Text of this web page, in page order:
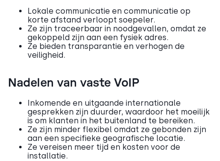
Lokale communicatie en communicatie op
korte afstand verloopt soepeler.
Ze zijn traceerbaar in noodgevallen, omdat ze
gekoppeld zijn aan een fysiek adres.
Ze bieden transparantie en verhogen de
veiligheid.
Nadelen van vaste VoIP
Inkomende en uitgaande internationale
gesprekken zijn duurder, waardoor het moeilijk
is om klanten in het buitenland te bereiken.
Ze zijn minder flexibel omdat ze gebonden zijn
aan een specifieke geografische locatie.
Ze vereisen meer tijd en kosten voor de
installatie.